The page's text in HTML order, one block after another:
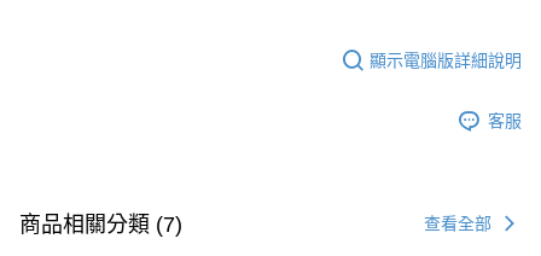
顯示電腦版詳細說明
客服
商品相關分類 (7) 查看全部